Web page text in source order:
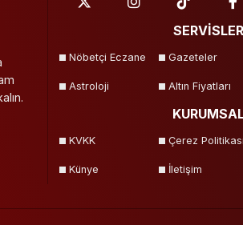
SERVİSLER
Nöbetçi Eczane Gazeteler
Astroloji Altın Fiyatları
KVKK Çerez Politikası
Künye İletişim